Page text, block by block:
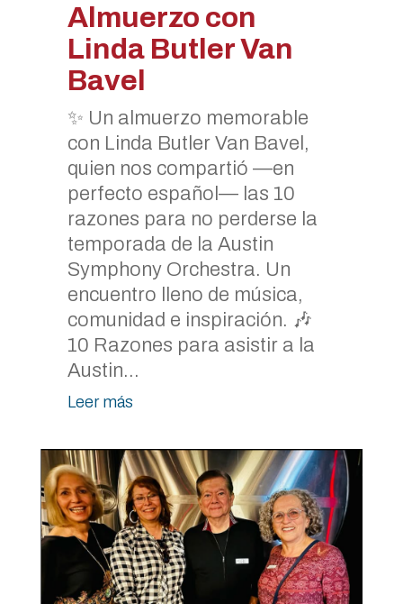
Almuerzo con
Linda Butler Van
Bavel
✨ Un almuerzo memorable
con Linda Butler Van Bavel,
quien nos compartió —en
perfecto español— las 10
razones para no perderse la
temporada de la Austin
Symphony Orchestra. Un
encuentro lleno de música,
comunidad e inspiración. 🎶
10 Razones para asistir a la
Austin...
Leer más